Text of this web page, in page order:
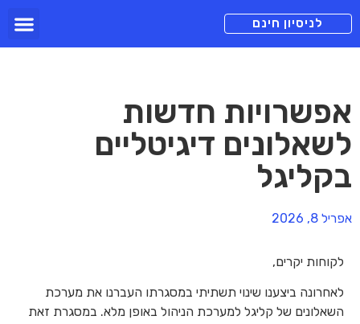
לניסיון חינם
אפשרויות חדשות
לשאלונים דיגיטליים
בקליגל
אפריל 8, 2026
לקוחות יקרים,
לאחרונה ביצענו שינוי תשתיתי במסגרתו העברנו את מערכת
השאלונים של קליגל למערכת הניהול באופן מלא. במסגרת זאת